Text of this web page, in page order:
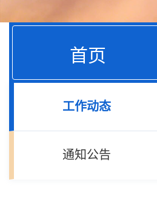
首页
工作动态
通知公告